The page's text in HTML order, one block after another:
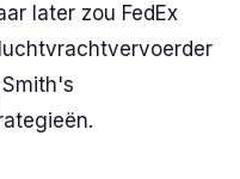
later zou FedEx